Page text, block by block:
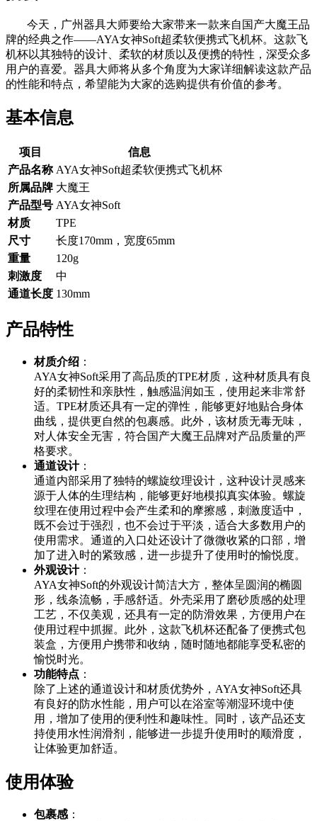
今天，广州器具大师要给大家带来一款来自国产大魔王品
牌的经典之作——AYA女神Soft超柔软便携式飞机杯。这款飞
机杯以其独特的设计、柔软的材质以及便携的特性，深受众多
用户的喜爱。器具大师将从多个角度为大家详细解读这款产品
的性能和特点，希望能为大家的选购提供有价值的参考。
基本信息
项目
信息
产品名称 AYA女神Soft超柔软便携式飞机杯
所属品牌 大魔王
产品型号 AYA女神Soft
材质
TPE
尺寸
长度170mm，宽度65mm
重量
120g
刺激度
中
通道长度 130mm
产品特性
材质介绍 ：
AYA女神Soft采用了高品质的TPE材质，这种材质具有良
好的柔韧性和亲肤性，触感温润如玉，使用起来非常舒
适。TPE材质还具有一定的弹性，能够更好地贴合身体
曲线，提供更自然的包裹感。此外，该材质无毒无味，
对人体安全无害，符合国产大魔王品牌对产品质量的严
格要求。
通道设计：
通道内部采用了独特的螺旋纹理设计，这种设计灵感来
源于人体的生理结构，能够更好地模拟真实体验。螺旋
纹理在使用过程中会产生柔和的摩擦感，刺激度适中，
既不会过于强烈，也不会过于平淡，适合大多数用户的
使用需求。通道的入口处还设计了微微收紧的口部，增
加了进入时的紧致感，进一步提升了使用时的愉悦度。
外观设计：
AYA女神Soft的外观设计简洁大方，整体呈圆润的椭圆
形，线条流畅，手感舒适。外壳采用了磨砂质感的处理
工艺，不仅美观，还具有一定的防滑效果，方便用户在
使用过程中抓握。此外，这款飞机杯还配备了便携式包
装盒，方便用户携带和收纳，随时随地都能享受私密的
愉悦时光。
功能特点 ：
除了上述的通道设计和材质优势外，AYA女神Soft还具
有良好的防水性能，用户可以在浴室等潮湿环境中使
用，增加了使用的便利性和趣味性。同时，该产品还支
持使用水性润滑剂，能够进一步提升使用时的顺滑度，
让体验更加舒适。
使用体验
包裹感 ：